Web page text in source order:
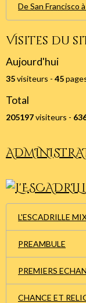
De San Francisco
Visites du
Aujourd'hui
35visiteurs - 45
Total
205197visiteurs -
L'ESCADRILLE
PREAMBULE
PREMIERS
CHANCE ET